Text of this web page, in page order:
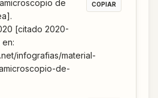
de
[citado 2020-
infografias/material-
de-
COPIAR